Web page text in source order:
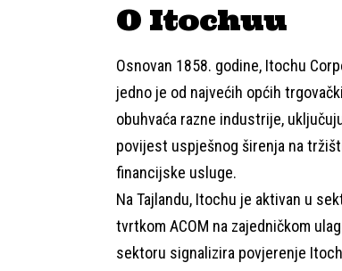
O Itochuu
Osnovan 1858. godine, Itochu
jedno je od najvećih općih
obuhvaća razne industrije,
povijest uspješnog širenja na
financijske usluge.
Na Tajlandu, Itochu je aktivan u
tvrtkom ACOM na zajedničkom
sektoru signalizira povjerenje